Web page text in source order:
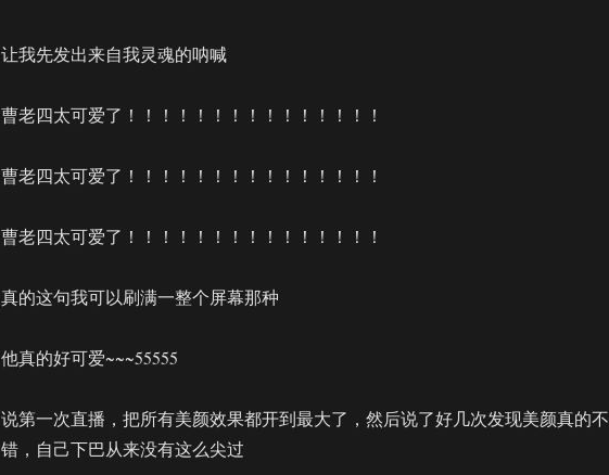
让我先发出来自我灵魂的呐喊
曹老四太可爱了！！！！！！！！！！！！！！！
曹老四太可爱了！！！！！！！！！！！！！！！
曹老四太可爱了！！！！！！！！！！！！！！！
真的这句我可以刷满一整个屏幕那种
他真的好可爱~~~55555
说第一次直播，把所有美颜效果都开到最大了，然后说了好几次发现美颜真的不
错，自己下巴从来没有这么尖过